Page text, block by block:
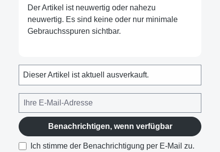
Der Artikel ist neuwertig oder nahezu
neuwertig. Es sind keine oder nur minimale
Gebrauchsspuren sichtbar.
Dieser Artikel ist aktuell ausverkauft.
Benachrichtigen, wenn verfügbar
Ich stimme der Benachrichtigung per E-Mail zu.